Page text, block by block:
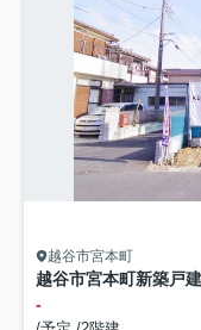
越谷市宮本町
-